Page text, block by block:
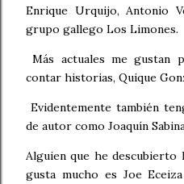
Enrique Urquijo, Antonio
grupo gallego Los Limones.
Más actuales me
contar historias, Quique
Evidentemente también
de autor como Joaquín
Alguien que he descubierto
gusta mucho es Joe